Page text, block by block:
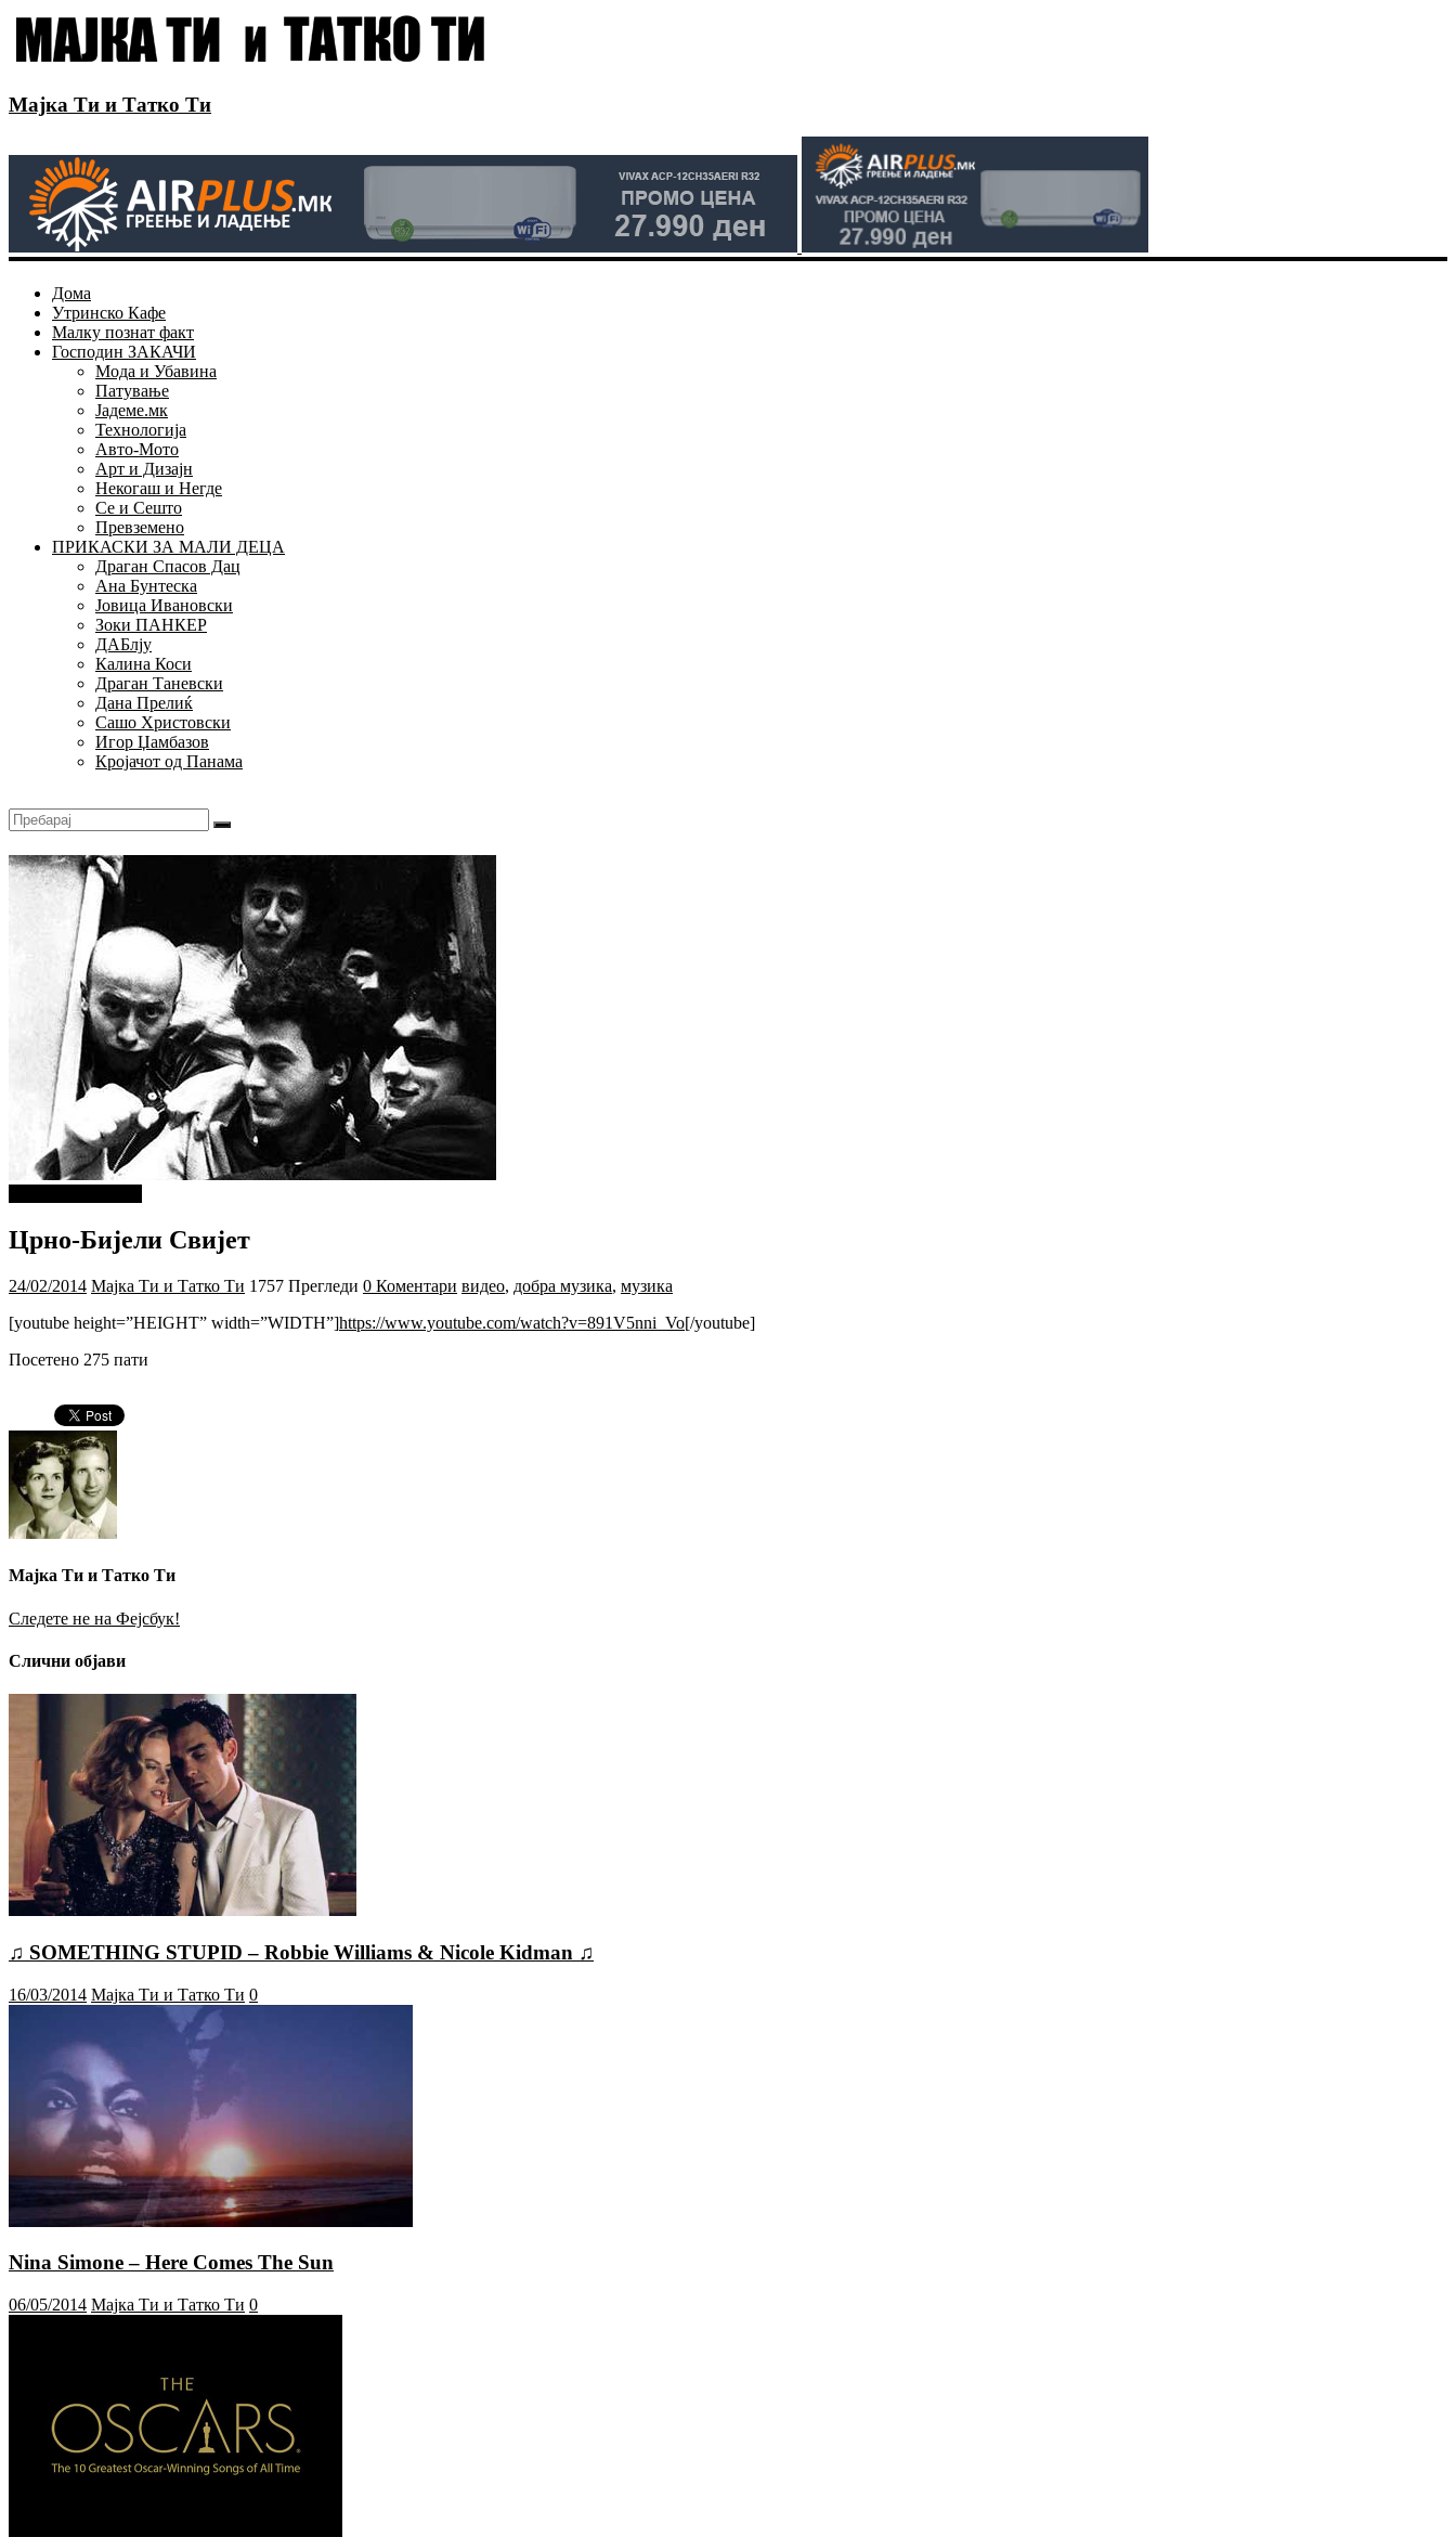
Мајка Ти и Татко Ти
Дома
Утринско Кафе
Малку познат факт
Господин ЗАКАЧИ
Мода и Убавина
Патување
Јадеме.мк
Технологија
Авто-Мото
Арт и Дизајн
Некогаш и Негде
Се и Сешто
Превземено
ПРИКАСКИ ЗА МАЛИ ДЕЦА
Драган Спасов Дац
Ана Бунтеска
Јовица Ивановски
Зоки ПАНКЕР
ДАБлју
Калина Коси
Драган Таневски
Дана Прелиќ
Сашо Христовски
Игор Џамбазов
Кројачот од Панама
Црно-Бијели Свијет
24/02/2014 Мајка Ти и Татко Ти 1757 Прегледи 0 Коментари видео, добра музика, музика
[youtube height=”HEIGHT” width=”WIDTH”]https://www.youtube.com/watch?v=891V5nni_Vo[/youtube]
Посетено 275 пати
Мајка Ти и Татко Ти
Следете не на Фејсбук!
Слични објави
♫ SOMETHING STUPID – Robbie Williams & Nicole Kidman ♫
16/03/2014 Мајка Ти и Татко Ти 0
Nina Simone – Here Comes The Sun
06/05/2014 Мајка Ти и Татко Ти 0